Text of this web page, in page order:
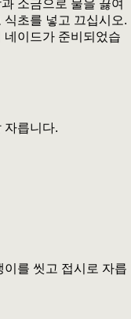
소금으로 물을 끓여
식초를 넣고 끄십시오.
네이드가 준비되었습
자릅니다.
이를 씻고 접시로 자릅